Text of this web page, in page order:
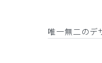
唯一無二のデ